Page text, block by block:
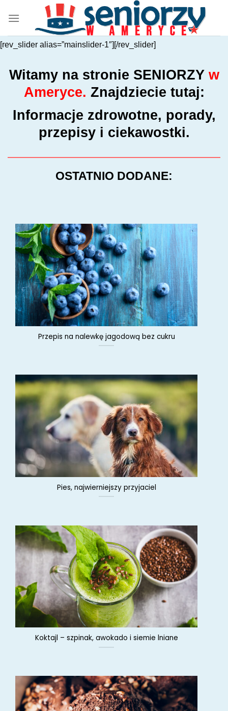
zawartości
[rev_slider alias=”mainslider-1″][/rev_slider]
Witamy na stronie SENIORZY w
Ameryce. Znajdziecie tutaj:
Informacje zdrowotne, porady,
przepisy i ciekawostki.
OSTATNIO DODANE:
Przepis na nalewkę jagodową bez cukru
Pies, najwierniejszy przyjaciel
Koktajl – szpinak, awokado i siemie lniane